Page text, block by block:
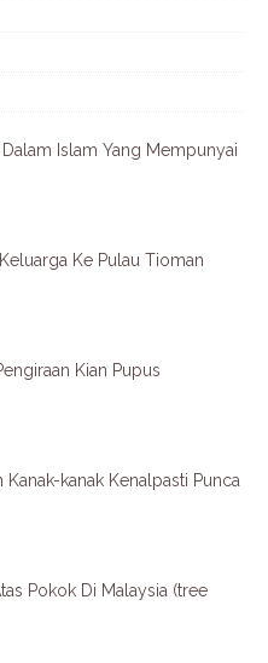
Islam Yang Mempunyai
Ke Pulau Tioman
Kian Pupus
Kanak-kanak Kenalpasti Punca
Pokok Di Malaysia (tree